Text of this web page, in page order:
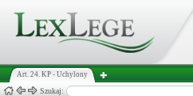
Art. 24. KP - Uchylony
Szukaj: